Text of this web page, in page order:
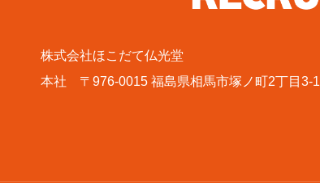
株式会社ほこだて仏光堂
本社 〒976-0015 福島県相馬市塚ノ町2丁目3-1